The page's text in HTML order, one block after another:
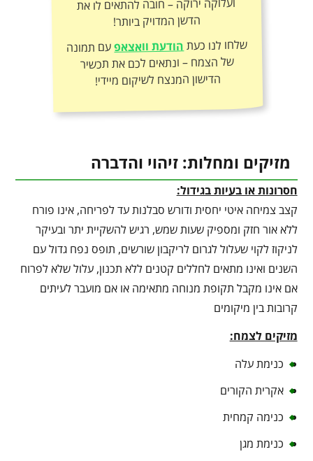
הדשן המדויק ביותר!
שלחו לנו כעתהודעת וואצאפעם תמונה
של הצמח – ונתאים לכם את תכשיר
הדישון המנצח לשיקום מיידי!
מזיקים ומחלות: זיהוי והדברה
חסרונות או בעיות בגידול:
קצב צמיחה איטי יחסית ודורש סבלנות עד לפריחה, אינו פורח
ללא אור חזק ומספיק שעות שמש, רגיש להשקיית יתר ובעיקר
לניקוז לקוי שעלול לגרום לריקבון שורשים, תופס נפח גדול עם
השנים ואינו מתאים לחללים קטנים ללא תכנון, עלול שלא לפרוח
אם אינו מקבל תקופת מנוחה מתאימה או אם מועבר לעיתים
קרובות בין מיקומים
מזיקים לצמח:
כנימת עלה
אקרית הקורים
כנימה קמחית
כנימת מגן